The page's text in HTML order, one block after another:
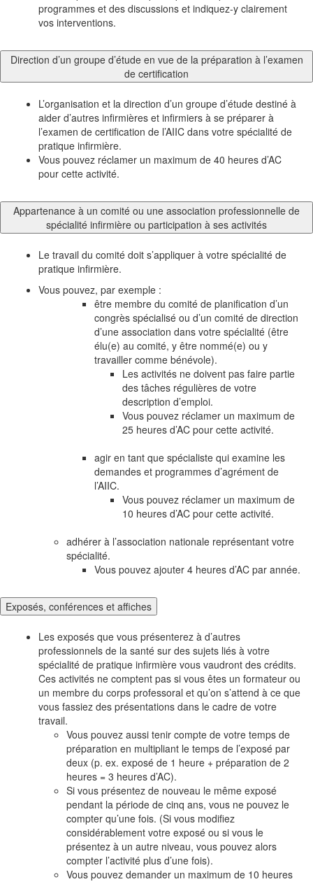
programmes et des discussions et indiquez-y clairement
vos interventions.
Direction d’un groupe d’étude en vue de la préparation à l’examen
de certification
L’organisation et la direction d’un groupe d’étude destiné à
aider d’autres infirmières et infirmiers à se préparer à
l’examen de certification de l’AIIC dans votre spécialité de
pratique infirmière.
Vous pouvez réclamer un maximum de 40 heures d’AC
pour cette activité.
Appartenance à un comité ou une association professionnelle de
spécialité infirmière ou participation à ses activités
Le travail du comité doit s’appliquer à votre spécialité de
pratique infirmière.
Vous pouvez, par exemple :
être membre du comité de planification d’un
congrès spécialisé ou d’un comité de direction
d’une association dans votre spécialité (être
élu(e) au comité, y être nommé(e) ou y
travailler comme bénévole).
Les activités ne doivent pas faire partie
des tâches régulières de votre
description d’emploi.
Vous pouvez réclamer un maximum de
25 heures d’AC pour cette activité.
agir en tant que spécialiste qui examine les
demandes et programmes d’agrément de
l’AIIC.
Vous pouvez réclamer un maximum de
10 heures d’AC pour cette activité.
adhérer à l’association nationale représentant votre
spécialité.
Vous pouvez ajouter 4 heures d’AC par année.
Exposés, conférences et affiches
Les exposés que vous présenterez à d’autres
professionnels de la santé sur des sujets liés à votre
spécialité de pratique infirmière vous vaudront des crédits.
Ces activités ne comptent pas si vous êtes un formateur ou
un membre du corps professoral et qu’on s’attend à ce que
vous fassiez des présentations dans le cadre de votre
travail.
Vous pouvez aussi tenir compte de votre temps de
préparation en multipliant le temps de l’exposé par
deux (p. ex. exposé de 1 heure + préparation de 2
heures = 3 heures d’AC).
Si vous présentez de nouveau le même exposé
pendant la période de cinq ans, vous ne pouvez le
compter qu’une fois. (Si vous modifiez
considérablement votre exposé ou si vous le
présentez à un autre niveau, vous pouvez alors
compter l’activité plus d’une fois).
Vous pouvez demander un maximum de 10 heures